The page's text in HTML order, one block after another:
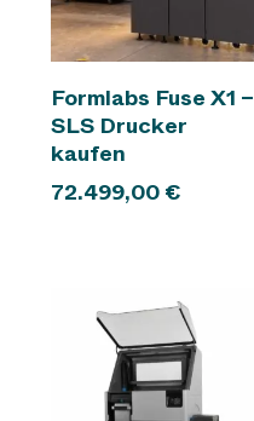
In den Warenkorb
Formlabs Fuse X1 –
SLS Drucker
kaufen
72.499,00€